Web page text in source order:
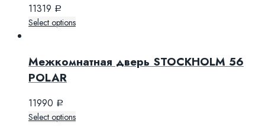
11319 Р
Select options
Межкомнатная дверь STOCKHOLM 56
POLAR
11990 Р
Select options